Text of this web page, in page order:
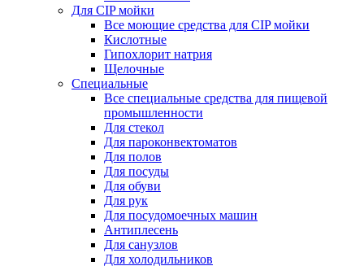
Для CIP мойки
Все моющие средства для CIP мойки
Кислотные
Гипохлорит натрия
Щелочные
Специальные
Все специальные средства для пищевой
промышленности
Для стекол
Для пароконвектоматов
Для полов
Для посуды
Для обуви
Для рук
Для посудомоечных машин
Антиплесень
Для санузлов
Для холодильников